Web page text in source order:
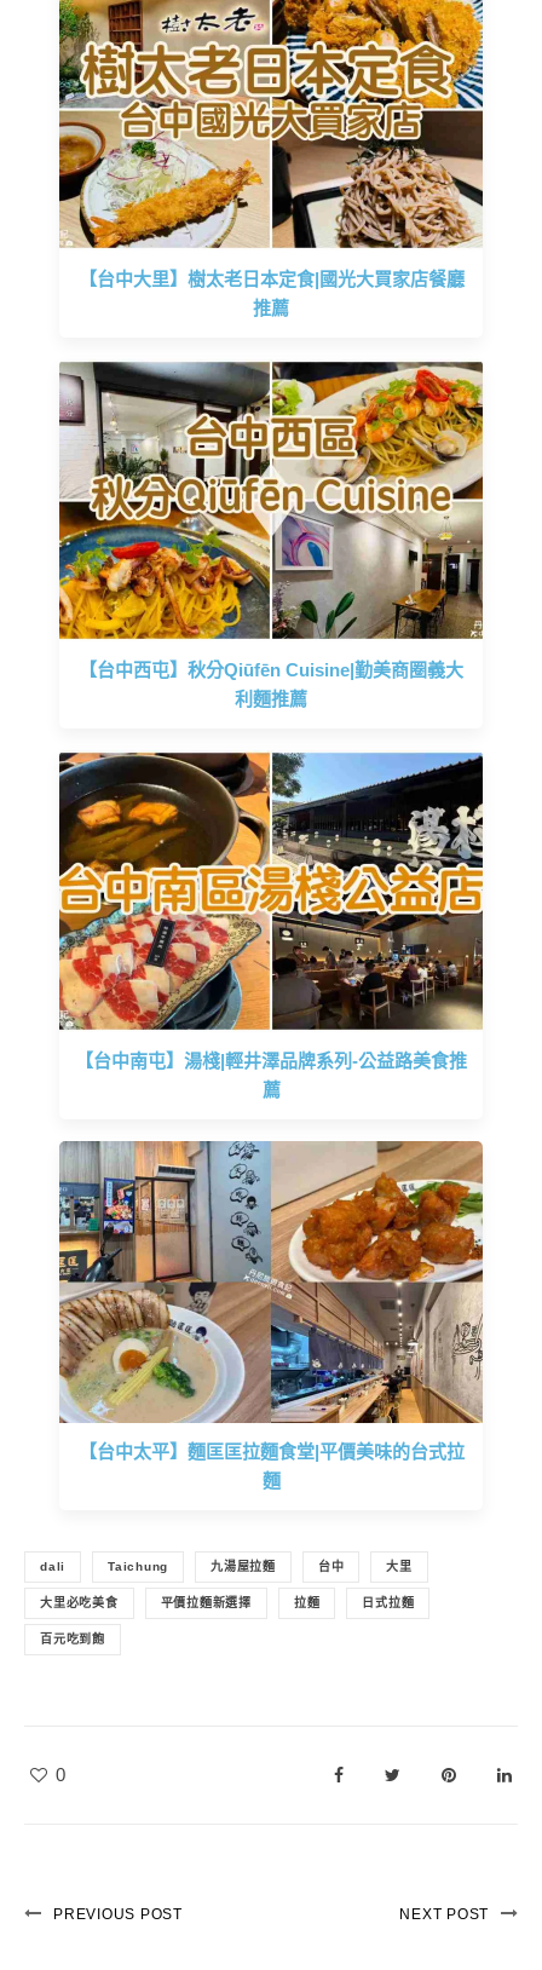
【台中大里】樹太老日本定食|國光大買家店餐廳
推薦
【台中西屯】秋分Qiūfēn Cuisine|勤美商圈義大
利麵推薦
【台中南屯】湯棧|輕井澤品牌系列-公益路美食推
薦
【台中太平】麵匡匡拉麵食堂|平價美味的台式拉
麵
dali Taichung 九湯屋拉麵 台中 大里
大里必吃美食 平價拉麵新選擇 拉麵 日式拉麵
百元吃到飽
0
PREVIOUS POST NEXT POST